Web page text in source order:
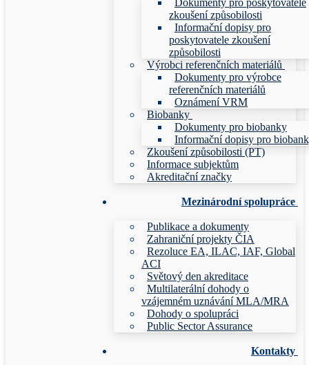
Dokumenty pro poskytovatele
zkoušení způsobilosti
Informační dopisy pro
poskytovatele zkoušení
způsobilosti
Výrobci referenčních materiálů
Dokumenty pro výrobce
referenčních materiálů
Oznámení VRM
Biobanky
Dokumenty pro biobanky
Informační dopisy pro
Zkoušení způsobilosti (PT)
Informace subjektům
Akreditační značky
Mezinárodní spolupráce
Publikace a dokumenty
Zahraniční projekty ČIA
Rezoluce EA, ILAC, IAF, Global
ACI
Světový den akreditace
Multilaterální dohody o
vzájemném uznávání MLA/MRA
Dohody o spolupráci
Public Sector Assurance
Kontakty